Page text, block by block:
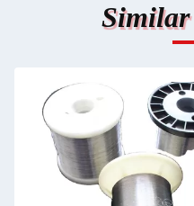
Similar